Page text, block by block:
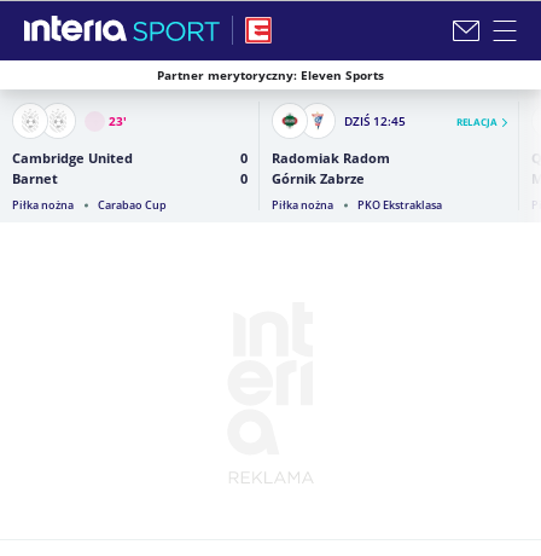
Zamknij i przejdź na stronę główną INTERIA
Partner merytoryczny: Eleven Sports
23'
Cambridge United
0
Barnet
0
Piłka nożna Carabao Cup
DZIŚ 12:45 RELACJA
Radomiak Radom
Górnik Zabrze
Piłka nożna PKO Ekstraklasa